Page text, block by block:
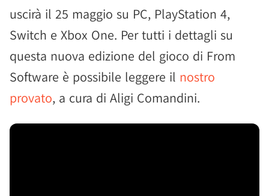
uscirà il 25 maggio su PC, PlayStation 4,
Switch e Xbox One. Per tutti i dettagli su
questa nuova edizione del gioco di From
Software è possibile leggere il nostro
provato, a cura di Aligi Comandini.